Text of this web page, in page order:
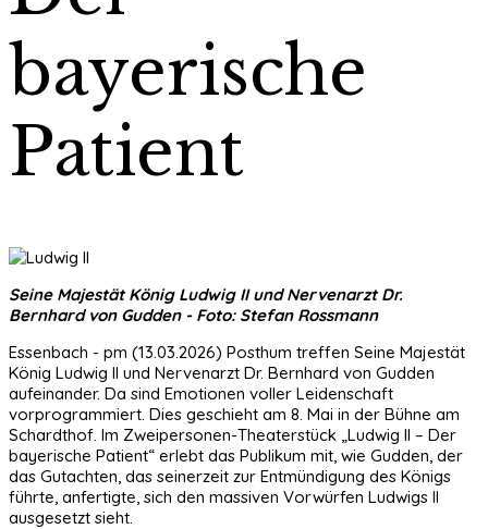
bayerische
Patient
Seine Majestät König Ludwig II und Nervenarzt Dr.
Bernhard von Gudden - Foto: Stefan Rossmann
Essenbach - pm (13.03.2026) Posthum treffen Seine Majestät
König Ludwig II und Nervenarzt Dr. Bernhard von Gudden
aufeinander. Da sind Emotionen voller Leidenschaft
vorprogrammiert. Dies geschieht am 8. Mai in der Bühne am
Schardthof. Im Zweipersonen-Theaterstück „Ludwig II – Der
bayerische Patient“ erlebt das Publikum mit, wie Gudden, der
das Gutachten, das seinerzeit zur Entmündigung des Königs
führte, anfertigte, sich den massiven Vorwürfen Ludwigs II
ausgesetzt sieht.